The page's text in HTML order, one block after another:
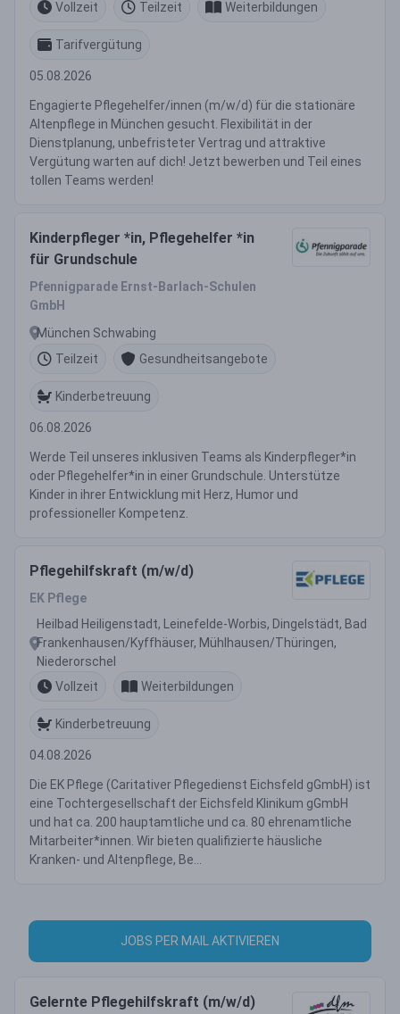
Vollzeit
Teilzeit Weiterbildungen
Tarifvergütung
05.08.2026
Engagierte Pflegehelfer/innen (m/w/d) für die stationäre
Altenpflege in München gesucht. Flexibilität in der
Dienstplanung, unbefristeter Vertrag und attraktive
Vergütung warten auf dich! Jetzt bewerben und Teil eines
tollen Teams werden!
Kinderpfleger *in, Pflegehelfer *in
für Grundschule
Pfennigparade Ernst-Barlach-Schulen
GmbH
München Schwabing
Teilzeit
Gesundheitsangebote
Kinderbetreuung
06.08.2026
Werde Teil unseres inklusiven Teams als Kinderpfleger*in
oder Pflegehelfer*in in einer Grundschule. Unterstütze
Kinder in ihrer Entwicklung mit Herz, Humor und
professioneller Kompetenz.
Pflegehilfskraft (m/w/d)
EK Pflege
Heilbad Heiligenstadt, Leinefelde-Worbis, Dingelstädt, Bad
Frankenhausen/Kyffhäuser, Mühlhausen/Thüringen,
Niederorschel
Vollzeit
Weiterbildungen
Kinderbetreuung
04.08.2026
Die EK Pflege (Caritativer Pflegedienst Eichsfeld gGmbH) ist
eine Tochtergesellschaft der Eichsfeld Klinikum gGmbH
und hat ca. 200 hauptamtliche und ca. 80 ehrenamtliche
Mitarbeiter*innen. Wir bieten qualifizierte häusliche
Kranken- und Altenpflege, Be...
JOBS PER MAIL AKTIVIEREN
Gelernte Pflegehilfskraft (m/w/d)